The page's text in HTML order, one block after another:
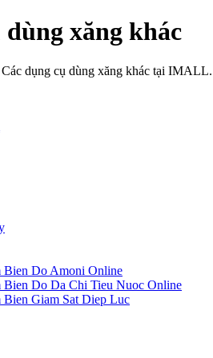
dùng xăng khác
Các dụng cụ dùng xăng khác tại IMALL.
Do Amoni Online
Do Da Chi Tieu Nuoc Online
Giam Sat Diep Luc